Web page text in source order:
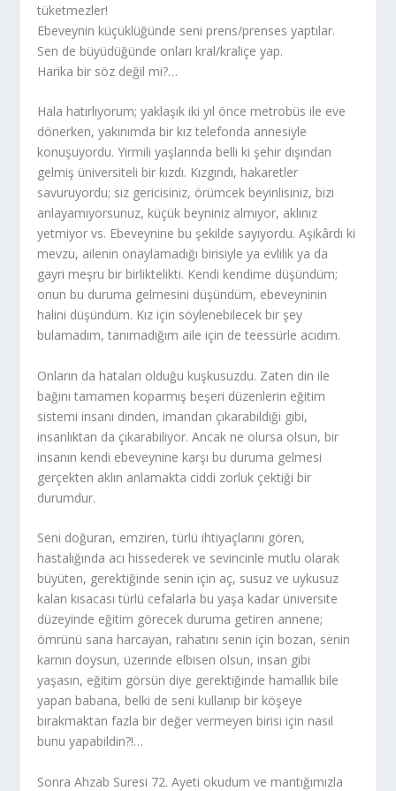
tüketmezler!
Ebeveynin küçüklüğünde seni prens/prenses yaptılar.
Sen de büyüdüğünde onları kral/kraliçe yap.
Harika bir söz değil mi?…
Hala hatırlıyorum; yaklaşık iki yıl önce metrobüs ile eve
dönerken, yakınımda bir kız telefonda annesiyle
konuşuyordu. Yirmili yaşlarında belli ki şehir dışından
gelmiş üniversiteli bir kızdı. Kızgındı, hakaretler
savuruyordu; siz gericisiniz, örümcek beyinlisiniz, bizi
anlayamıyorsunuz, küçük beyniniz almıyor, aklınız
yetmiyor vs. Ebeveynine bu şekilde sayıyordu. Aşikârdı ki
mevzu, ailenin onaylamadığı birisiyle ya evlilik ya da
gayri meşru bir birliktelikti. Kendi kendime düşündüm;
onun bu duruma gelmesini düşündüm, ebeveyninin
halini düşündüm. Kız için söylenebilecek bir şey
bulamadım, tanımadığım aile için de teessürle acıdım.
Onların da hataları olduğu kuşkusuzdu. Zaten din ile
bağını tamamen koparmış beşeri düzenlerin eğitim
sistemi insanı dinden, imandan çıkarabildiği gibi,
insanlıktan da çıkarabiliyor. Ancak ne olursa olsun, bir
insanın kendi ebeveynine karşı bu duruma gelmesi
gerçekten aklın anlamakta ciddi zorluk çektiği bir
durumdur.
Seni doğuran, emziren, türlü ihtiyaçlarını gören,
hastalığında acı hissederek ve sevincinle mutlu olarak
büyüten, gerektiğinde senin için aç, susuz ve uykusuz
kalan kısacası türlü cefalarla bu yaşa kadar üniversite
düzeyinde eğitim görecek duruma getiren annene;
ömrünü sana harcayan, rahatını senin için bozan, senin
karnın doysun, üzerinde elbisen olsun, insan gibi
yaşasın, eğitim görsün diye gerektiğinde hamallık bile
yapan babana, belki de seni kullanıp bir köşeye
bırakmaktan fazla bir değer vermeyen birisi için nasıl
bunu yapabildin?!…
Sonra Ahzab Suresi 72. Ayeti okudum ve mantığımızla